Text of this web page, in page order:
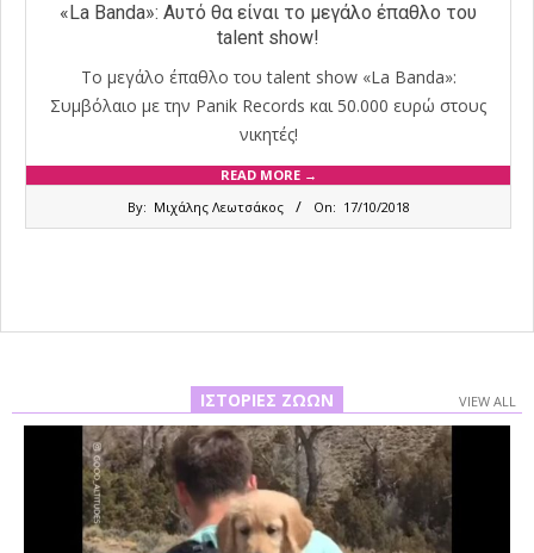
«La Banda»: Αυτό θα είναι το μεγάλο έπαθλο του
talent show!
Το μεγάλο έπαθλο του talent show «La Banda»:
Συμβόλαιο με την Panik Records και 50.000 ευρώ στους
νικητές!
READ MORE →
By: Μιχάλης Λεωτσάκος On: 17/10/2018
ΙΣΤΟΡΊΕΣ ΖΏΩΝ VIEW ALL